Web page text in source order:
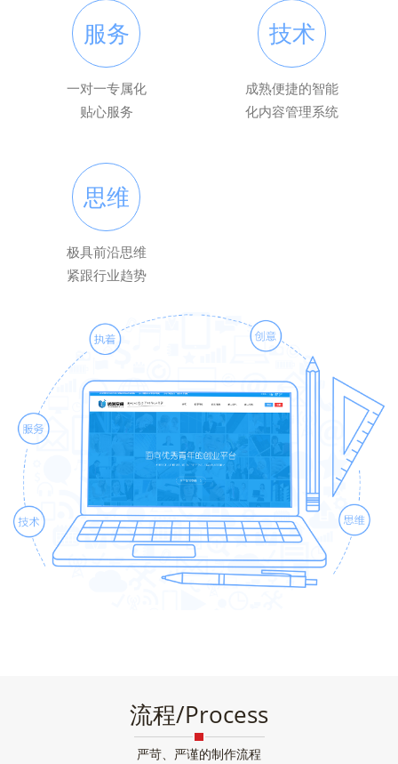
服务
一对一专属化
贴心服务
技术
成熟便捷的智能
化内容管理系统
思维
极具前沿思维
紧跟行业趋势
流程/Process
严苛、严谨的制作流程